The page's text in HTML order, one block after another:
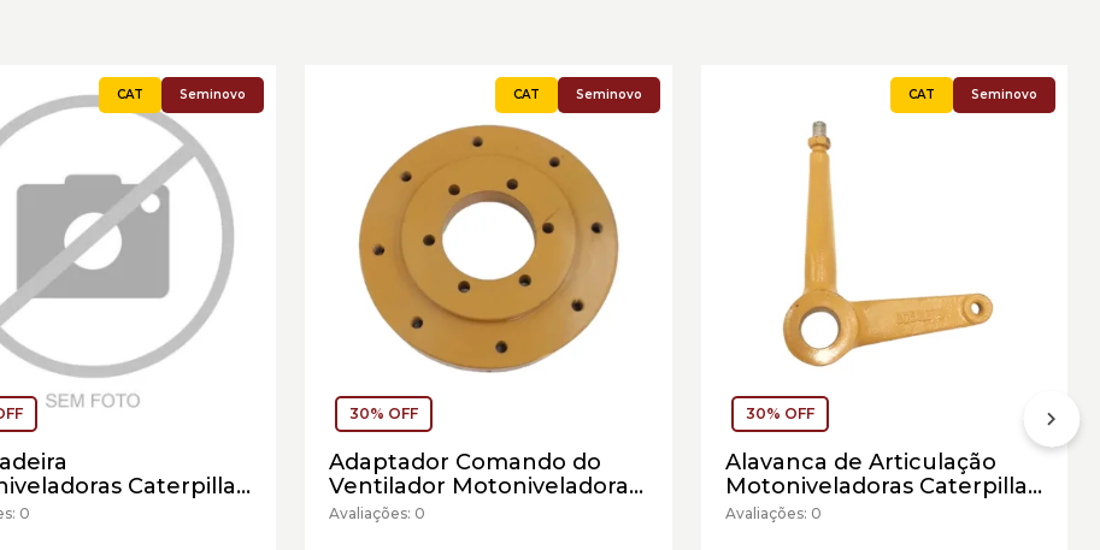
Seminovo
Caterpillar
- Seminovo
0
Seminovo
30% OFF
Adaptador Comando do
Ventilador Motoniveladoras
Caterpillar Cód:1940639 -
Avaliações: 0
Seminovo
30% OFF
Alavanca de Articulação
Motoniveladoras Caterpillar
Cód:8D5634 - Seminovo
Avaliações: 0